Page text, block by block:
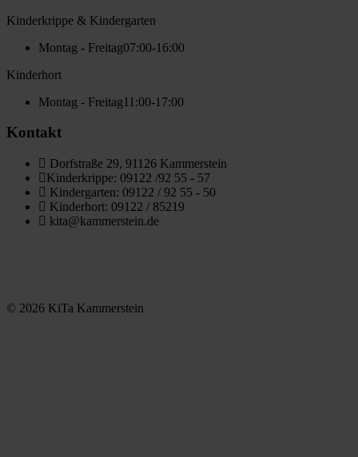
Kinderkrippe & Kindergarten
Montag - Freitag07:00-16:00
Kinderhort
Montag - Freitag11:00-17:00
Kontakt
Dorfstraße 29, 91126 Kammerstein
Kinderkrippe: 09122 /92 55 - 57
Kindergarten: 09122 / 92 55 - 50
Kinderhort: 09122 / 85219
kita@kammerstein.de
© 2026 KiTa Kammerstein